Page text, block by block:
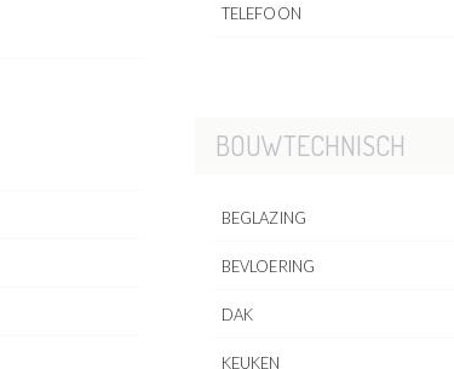
TELEFOON
BOUWTECHNISCH
BEGLAZING
BEVLOERING
DAK
KEUKEN